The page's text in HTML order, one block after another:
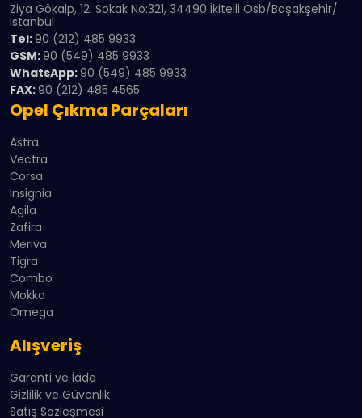
Ziya Gökalp, 12. Sokak No:321, 34490 İkitelli Osb/Başakşehir/
İstanbul
Tel:90 (212) 485 9933
GSM:90 (549) 485 9933
WhatsApp:90 (549) 485 9933
FAX:90 (212) 485 4565
Opel Çıkma Parçaları
Astra
Vectra
Corsa
Insignia
Agila
Zafira
Meriva
Tigra
Combo
Mokka
Omega
Alışveriş
Garanti ve İade
Gizlilik ve Güvenlik
Satış Sözleşmesi